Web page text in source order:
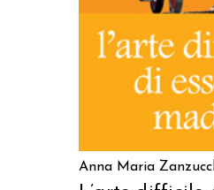
Anna Maria